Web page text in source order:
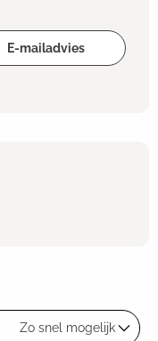
E-mailadvies
Zo snel mogelijk